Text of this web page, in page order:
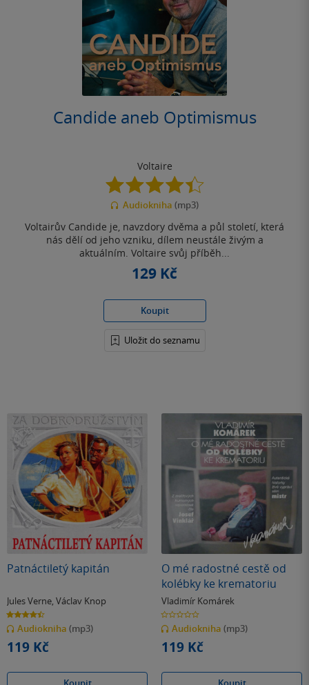
Candide aneb Optimismus
Voltaire
4.4
z
5
Audiokniha (mp3)
Voltairův Candide je, navzdory dvěma a půl století, která
nás dělí od jeho vzniku, dílem neustále živým a
aktuálním. Voltaire svůj příběh...
129 Kč
Koupit
Uložit do seznamu
Patnáctiletý kapitán
Jules Verne, Václav Knop
4.4
z
5
hvězdiček
Audiokniha (mp3)
119 Kč
O mé radostné cestě od
kolébky ke krematoriu
Vladimír Komárek
0.0
z
5
hvězdiček
Audiokniha (mp3)
119 Kč